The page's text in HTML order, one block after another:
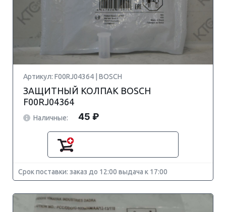
Артикул: F00RJ04364 | BOSCH
ЗАЩИТНЫЙ КОЛПАК BOSCH
F00RJ04364
Наличные: 45 ₽
Срок поставки: заказ до 12:00 выдача к 17:00